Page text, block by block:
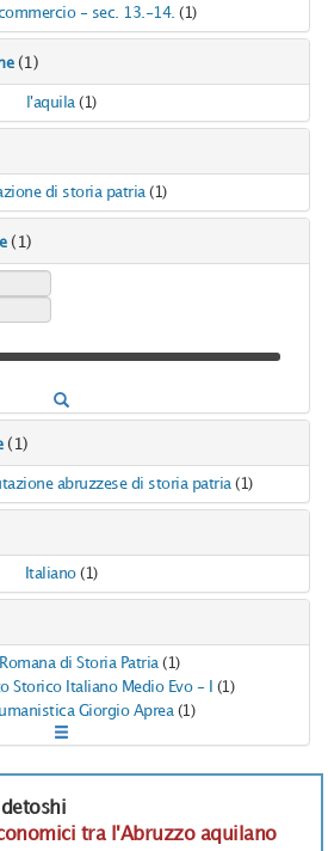
- sec. 13.-14. (1)
(1)
l'aquila (1)
di storia patria (1)
(1)
(1)
abruzzese di storia patria (1)
Italiano (1)
di Storia Patria (1)
Storico Italiano Medio Evo - I
(1)
Giorgio Aprea (1)
tra l'Abruzzo aquilano